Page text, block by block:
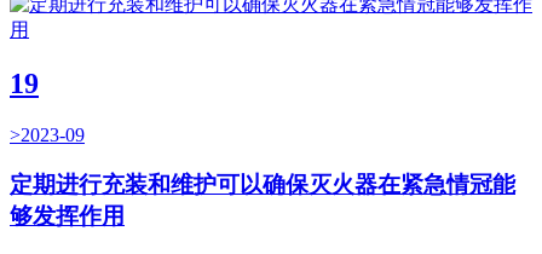
19
>2023-09
定期进行充装和维护可以确保灭火器在紧急情冠能
够发挥作用